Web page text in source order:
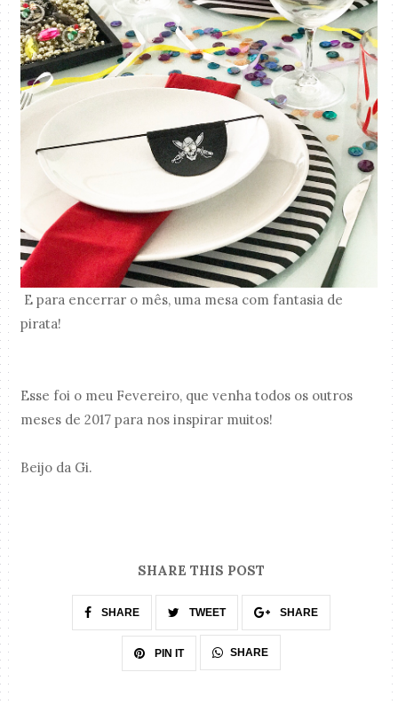
E para encerrar o mês, uma mesa com fantasia de
pirata!
Esse foi o meu Fevereiro, que venha todos os outros
meses de 2017 para nos inspirar muitos!
Beijo da Gi.
SHARE THIS POST
SHARE TWEET SHARE
PIN IT SHARE